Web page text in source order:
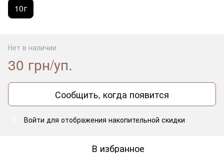
10г
Нет в наличии
30 грн/уп.
Сообщить, когда появится
Войти для отображения накопительной скидки
В избранное